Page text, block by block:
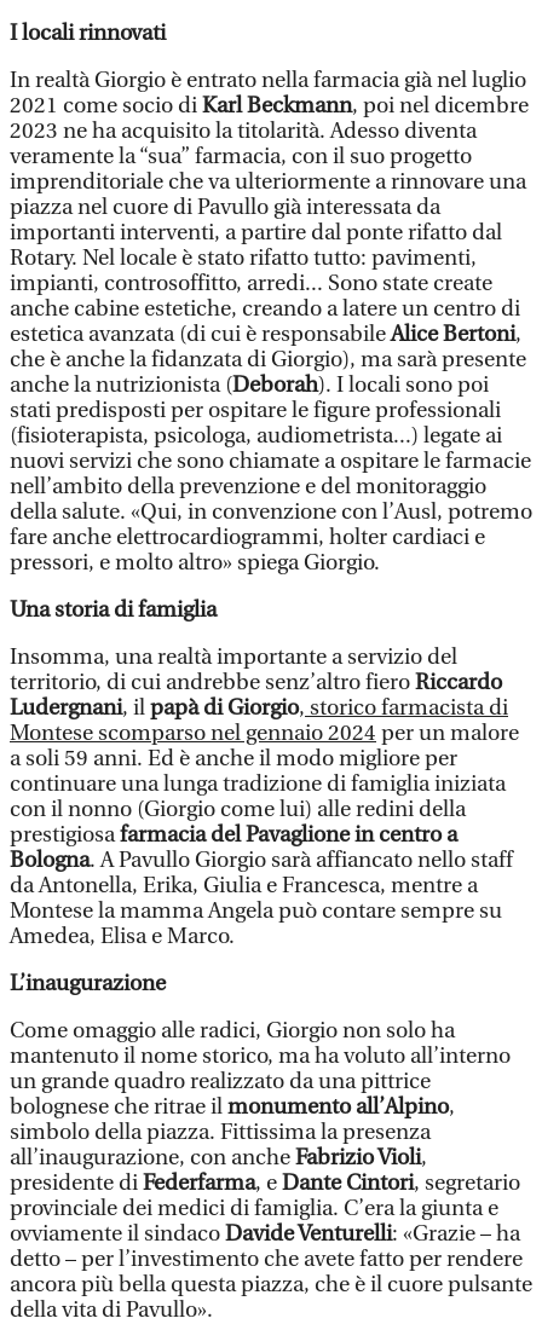
I locali rinnovati
In realtà Giorgio è entrato nella farmacia già nel luglio
2021 come socio diKarl Beckmann, poi nel dicembre
2023 ne ha acquisito la titolarità. Adesso diventa
veramente la “sua” farmacia, con il suo progetto
imprenditoriale che va ulteriormente a rinnovare una
piazza nel cuore di Pavullo già interessata da
importanti interventi, a partire dal ponte rifatto dal
Rotary. Nel locale è stato rifatto tutto: pavimenti,
impianti, controsoffitto, arredi... Sono state create
anche cabine estetiche, creando a latere un centro di
estetica avanzata (di cui è responsabileAlice Bertoni,
che è anche la fidanzata di Giorgio), ma sarà presente
anche la nutrizionista (Deborah). I locali sono poi
stati predisposti per ospitare le figure professionali
(fisioterapista, psicologa, audiometrista...) legate ai
nuovi servizi che sono chiamate a ospitare le farmacie
nell’ambito della prevenzione e del monitoraggio
della salute. «Qui, in convenzione con l’Ausl, potremo
fare anche elettrocardiogrammi, holter cardiaci e
pressori, e molto altro» spiega Giorgio.
Una storia di famiglia
Insomma, una realtà importante a servizio del
territorio, di cui andrebbe senz’altro fieroRiccardo
Ludergnani, ilpapà di Giorgio, storico farmacista di
Montese scomparso nel gennaio 2024 per un malore
a soli 59 anni. Ed è anche il modo migliore per
continuare una lunga tradizione di famiglia iniziata
con il nonno (Giorgio come lui) alle redini della
prestigiosafarmacia del Pavaglione in centro a
Bologna. A Pavullo Giorgio sarà affiancato nello staff
da Antonella, Erika, Giulia e Francesca, mentre a
Montese la mamma Angela può contare sempre su
Amedea, Elisa e Marco.
L’inaugurazione
Come omaggio alle radici, Giorgio non solo ha
mantenuto il nome storico, ma ha voluto all’interno
un grande quadro realizzato da una pittrice
bolognese che ritrae ilmonumento all’Alpino,
simbolo della piazza. Fittissima la presenza
all’inaugurazione, con ancheFabrizio Violi,
presidente diFederfarma, eDante Cintori, segretario
provinciale dei medici di famiglia. C’era la giunta e
ovviamente il sindacoDavide Venturelli: «Grazie – ha
detto – per l’investimento che avete fatto per rendere
ancora più bella questa piazza, che è il cuore pulsante
della vita di Pavullo».